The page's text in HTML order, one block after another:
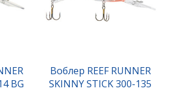
BG
Воблер REEF RUNNER
SKINNY STICK 300-135